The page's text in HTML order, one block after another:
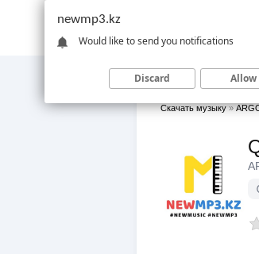
Скачать музыку »
newmp3.kz
Would like to send you notifications
Discard Allow